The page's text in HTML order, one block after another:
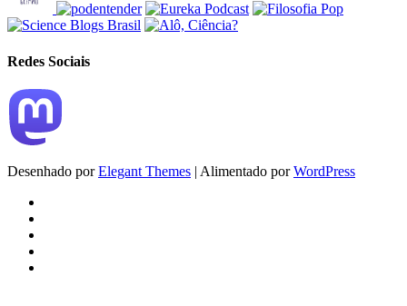
Redes Sociais
Desenhado porElegant Themes | Alimentado porWordPress